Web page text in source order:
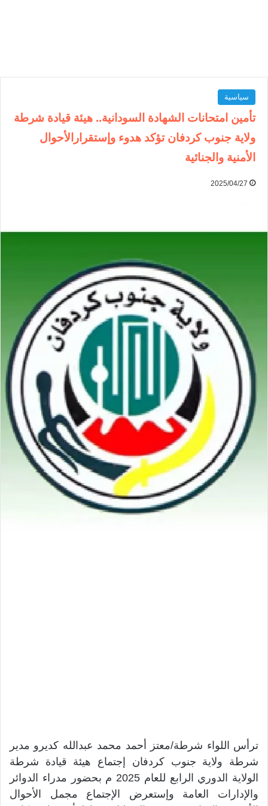
سياسية
تأمين امتحانات الشهادة السودانية.. هيئة قيادة شرطة
ولاية جنوب كردفان تؤكد هدوء وإستقرارالأحوال
الأمنية والجنائية
2025/04/27
ترأس اللواء شرطة/معتز أحمد محمد عبدالله كديرو مدير
شرطة ولاية جنوب كردفان إجتماع هيئة قيادة شرطة
الولاية الدوري الرابع للعام 2025 م بحضور مدراء الدوائر
والإدارات العامة وإستعرض الإجتماع مجمل الأحوال